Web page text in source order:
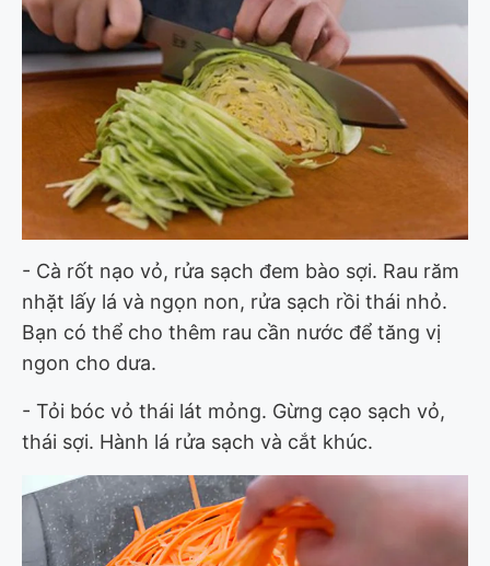
- Cà rốt nạo vỏ, rửa sạch đem bào sợi. Rau răm
nhặt lấy lá và ngọn non, rửa sạch rồi thái nhỏ.
Bạn có thể cho thêm rau cần nước để tăng vị
ngon cho dưa.
- Tỏi bóc vỏ thái lát mỏng. Gừng cạo sạch vỏ,
thái sợi. Hành lá rửa sạch và cắt khúc.